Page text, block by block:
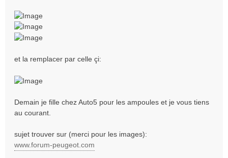
et la remplacer par celle çi:
Demain je fille chez Auto5 pour les ampoules et je vous tiens
au courant.
sujet trouver sur (merci pour les images):
www.forum-peugeot.com